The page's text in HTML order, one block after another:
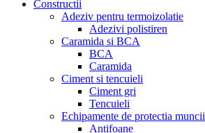
Constructii
Adeziv pentru termoizolatie
Adezivi polistiren
Caramida si BCA
BCA
Caramida
Ciment si tencuieli
Ciment gri
Tencuieli
Echipamente de protectia muncii
Antifoane